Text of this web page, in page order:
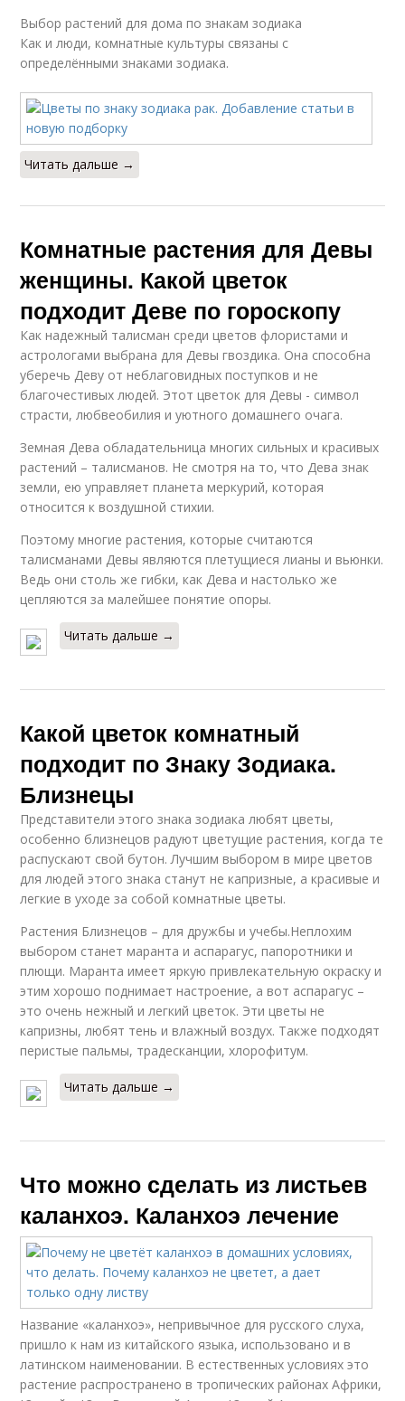
Выбор растений для дома по знакам зодиака
Как и люди, комнатные культуры связаны с
определёнными знаками зодиака.
Читать дальше →
Комнатные растения для Девы
женщины. Какой цветок
подходит Деве по гороскопу
Как надежный талисман среди цветов флористами и
астрологами выбрана для Девы гвоздика. Она способна
уберечь Деву от неблаговидных поступков и не
благочестивых людей. Этот цветок для Девы - символ
страсти, любвеобилия и уютного домашнего очага.
Земная Дева обладательница многих сильных и красивых
растений – талисманов. Не смотря на то, что Дева знак
земли, ею управляет планета меркурий, которая
относится к воздушной стихии.
Поэтому многие растения, которые считаются
талисманами Девы являются плетущиеся лианы и вьюнки.
Ведь они столь же гибки, как Дева и настолько же
цепляются за малейшее понятие опоры.
Читать дальше →
Какой цветок комнатный
подходит по Знаку Зодиака.
Близнецы
Представители этого знака зодиака любят цветы,
особенно близнецов радуют цветущие растения, когда те
распускают свой бутон. Лучшим выбором в мире цветов
для людей этого знака станут не капризные, а красивые и
легкие в уходе за собой комнатные цветы.
Растения Близнецов – для дружбы и учебы.Неплохим
выбором станет маранта и аспарагус, папоротники и
плющи. Маранта имеет яркую привлекательную окраску и
этим хорошо поднимает настроение, а вот аспарагус –
это очень нежный и легкий цветок. Эти цветы не
капризны, любят тень и влажный воздух. Также подходят
перистые пальмы, традесканции, хлорофитум.
Читать дальше →
Что можно сделать из листьев
каланхоэ. Каланхоэ лечение
Название «каланхоэ», непривычное для русского слуха,
пришло к нам из китайского языка, использовано и в
латинском наименовании. В естественных условиях это
растение распространено в тропических районах Африки,